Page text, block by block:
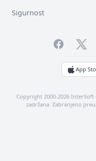
Sigurnost
Facebook
App
Copyright 2000-2026 InterSoft
zadržana. Zabranjeno